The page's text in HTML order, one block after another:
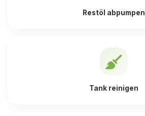
Restöl abpumpen
Tank reinigen